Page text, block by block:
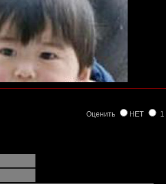
Оценить НЕТ 1